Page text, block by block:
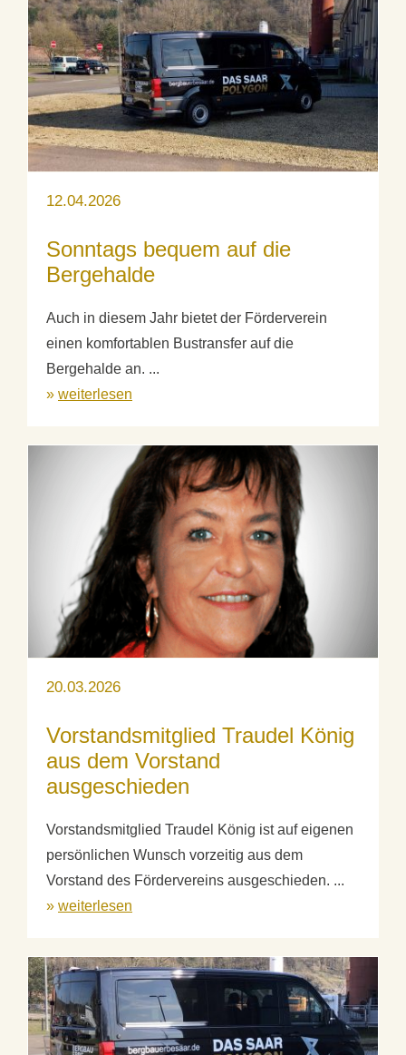
12.04.2026
Sonntags bequem auf die
Bergehalde
Auch in diesem Jahr bietet der Förderverein
einen komfortablen Bustransfer auf die
Bergehalde an. ...
» weiterlesen
20.03.2026
Vorstandsmitglied Traudel König
aus dem Vorstand
ausgeschieden
Vorstandsmitglied Traudel König ist auf eigenen
persönlichen Wunsch vorzeitig aus dem
Vorstand des Fördervereins ausgeschieden. ...
» weiterlesen